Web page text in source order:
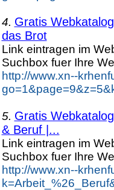
4. Gratis
das Brot
Link eintragen im
Suchbox fuer Ihre
http://www.xn--
5. Gratis
& Beruf |...
Link eintragen im
Suchbox fuer Ihre
http://www.xn--